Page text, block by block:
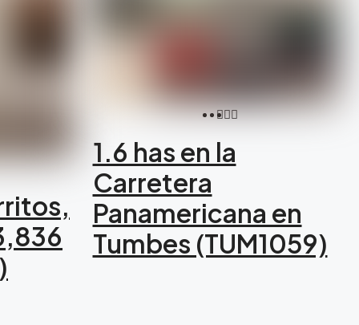
1.6 has en la
Carretera
Panamericana en
Tumbes (TUM1059)